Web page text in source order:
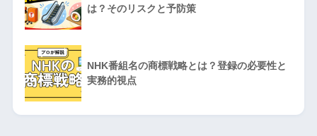
は？そのリスクと予防策
NHK番組名の商標戦略とは？登録の必要性と
実務的視点